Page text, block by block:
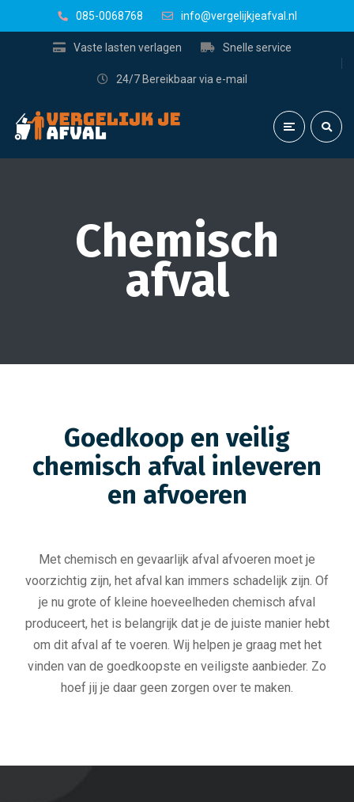
085-0068768 info@vergelijkjeafval.nl
Vaste lasten verlagen Snelle service
24/7 Bereikbaar via e-mail
Chemisch
afval
Goedkoop en veilig
chemisch afval inleveren
en afvoeren
Met chemisch en gevaarlijk afval afvoeren moet je
voorzichtig zijn, het afval kan immers schadelijk zijn. Of
je nu grote of kleine hoeveelheden chemisch afval
produceert, het is belangrijk dat je de juiste manier hebt
om dit afval af te voeren. Wij helpen je graag met het
vinden van de goedkoopste en veiligste aanbieder. Zo
hoef jij je daar geen zorgen over te maken.